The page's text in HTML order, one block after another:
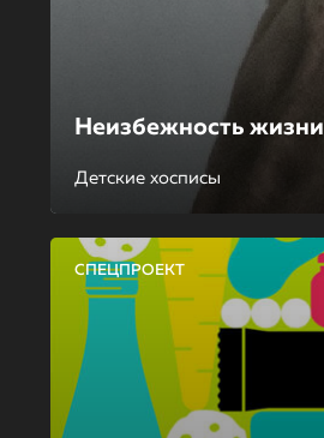
Неизбежность жизни
Детские хосписы
СПЕЦПРОЕКТ